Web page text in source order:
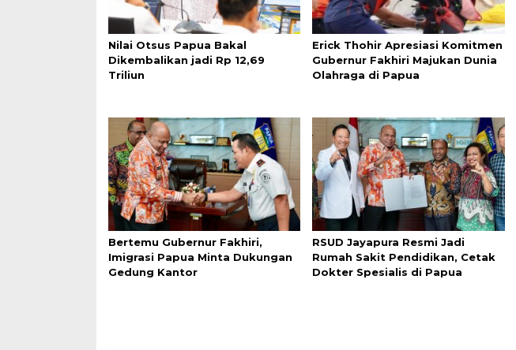
Nilai Otsus Papua Bakal
Dikembalikan jadi Rp 12,69
Triliun
Erick Thohir Apresiasi Komitmen
Gubernur Fakhiri Majukan Dunia
Olahraga di Papua
Bertemu Gubernur Fakhiri,
Imigrasi Papua Minta Dukungan
Gedung Kantor
RSUD Jayapura Resmi Jadi
Rumah Sakit Pendidikan, Cetak
Dokter Spesialis di Papua